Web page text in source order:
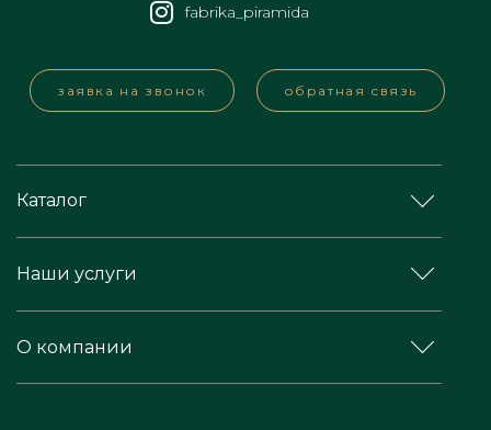
fabrika_piramida
заявка на звонок обратная связь
Каталог
Наши услуги
О компании